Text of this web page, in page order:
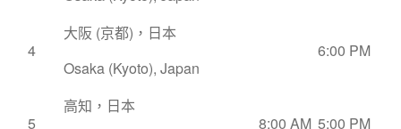
4
大阪 (京都)，日本
Osaka (Kyoto), Japan
6:00 PM
5
高知，日本
8:00 AM 5:00 PM